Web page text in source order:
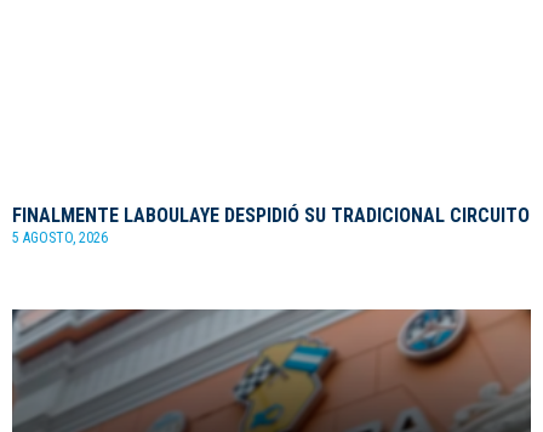
FINALMENTE LABOULAYE DESPIDIÓ SU TRADICIONAL CIRCUITO
5 AGOSTO, 2026